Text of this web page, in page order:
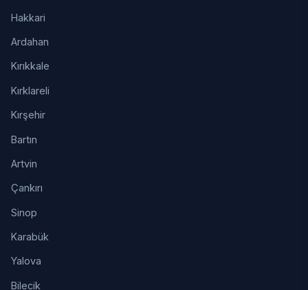
Hakkari
Ardahan
Kırıkkale
Kırklareli
Kırşehir
Bartın
Artvin
Çankırı
Sinop
Karabük
Yalova
Bilecik